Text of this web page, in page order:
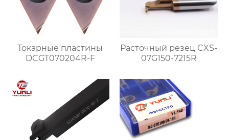
Токарные пластины
DCGT070204R-F
Расточный резец CXS-
07G150-7215R